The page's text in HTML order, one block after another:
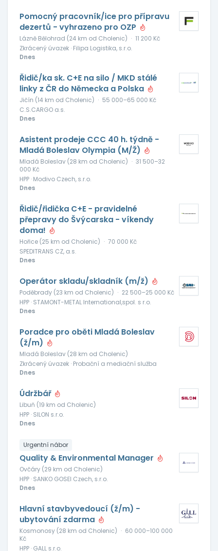
Pomocný pracovník/ice pro přípravu
dezertů - vyhrazeno pro OZP
Lázně Bělohrad (24 km od Cholenic) · 11 200 Kč
Zkrácený úvazek · Filipa Logistika, s.r.o.
Dnes
Řidič/ka sk. C+E na silo / MKD stálé
linky z ČR do Německa a Polska
Jičín (14 km od Cholenic) · 55 000–65 000 Kč
C.S.CARGO a.s.
Dnes
Asistent prodeje CCC 40 h. týdně -
Mladá Boleslav Olympia (M/Ž)
Mladá Boleslav (28 km od Cholenic) · 31 500–32
000 Kč
HPP · Modivo Czech, s.r.o.
Dnes
Řidič/řidička C+E - pravidelné
přepravy do Švýcarska - víkendy
doma!
Hořice (25 km od Cholenic) · 70 000 Kč
SPEDITRANS CZ, a.s.
Dnes
Operátor skladu/skladník (m/ž)
Poděbrady (23 km od Cholenic) · 22 500–25 000 Kč
HPP · STAMONT-METAL International,spol. s r.o.
Dnes
Poradce pro oběti Mladá Boleslav
(ž/m)
Mladá Boleslav (28 km od Cholenic)
Zkrácený úvazek · Probační a mediační služba
Dnes
Údržbář
Libuň (19 km od Cholenic)
HPP · SILON s.r.o.
Dnes
Urgentní nábor
Quality & Environmental Manager
Ovčáry (29 km od Cholenic)
HPP · SANKO GOSEI Czech, s.r.o.
Dnes
Hlavní stavbyvedoucí (ž/m) -
ubytování zdarma
Kosmonosy (28 km od Cholenic) · 60 000–100 000
Kč
HPP · GALL s.r.o.